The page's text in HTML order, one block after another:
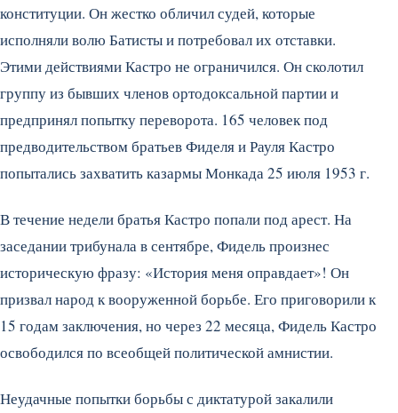
конституции. Он жестко обличил судей, которые
исполняли волю Батисты и потребовал их отставки.
Этими действиями Кастро не ограничился. Он сколотил
группу из бывших членов ортодоксальной партии и
предпринял попытку переворота. 165 человек под
предводительством братьев Фиделя и Рауля Кастро
попытались захватить казармы Монкада 25 июля 1953 г.
В течение недели братья Кастро попали под арест. На
заседании трибунала в сентябре, Фидель произнес
историческую фразу: «История меня оправдает»! Он
призвал народ к вооруженной борьбе. Его приговорили к
15 годам заключения, но через 22 месяца, Фидель Кастро
освободился по всеобщей политической амнистии.
Неудачные попытки борьбы с диктатурой закалили